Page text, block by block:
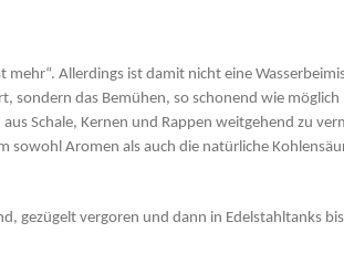
mehr“. Allerdings ist damit nicht eine
sondern das Bemühen, so schonend wie
Schale, Kernen und Rappen weitgehend zu
sowohl Aromen als auch die natürliche
gezügelt vergoren und dann in Edelstahltanks